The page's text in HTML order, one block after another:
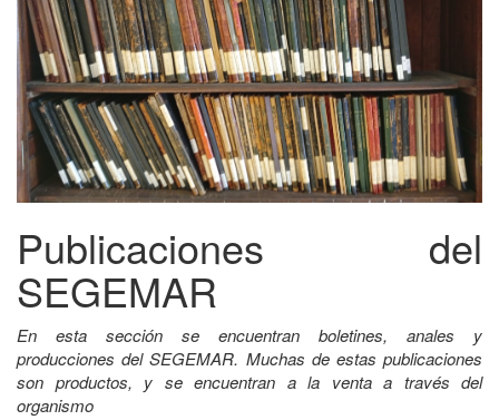
Publicaciones del
SEGEMAR
En esta sección se encuentran boletines, anales y
producciones del SEGEMAR. Muchas de estas publicaciones
son productos, y se encuentran a la venta a través del
organismo